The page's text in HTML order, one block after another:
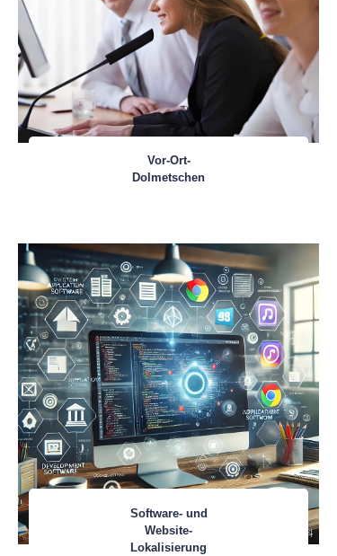
Vor-Ort-
Dolmetschen
Software- und
Website-
Lokalisierung